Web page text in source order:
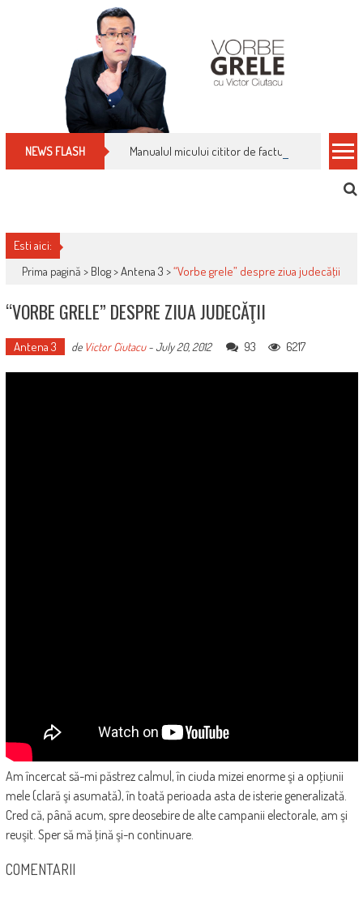
NEWS FLASH Manualul micului cititor de facturi: nu plăti
Esti aici:
Prima pagină > Blog>Antena 3 >“Vorbe grele” despre ziua judecăţii
“VORBE GRELE” DESPRE ZIUA JUDECĂŢII
Antena 3 de Victor Ciutacu-July 20, 2012 93 6217
Am încercat să-mi păstrez calmul, în ciuda mizei enorme şi a opţiunii
mele (clară şi asumată), în toată perioada asta de isterie generalizată.
Cred că, până acum, spre deosebire de alte campanii electorale, am şi
reuşit. Sper să mă ţină şi-n continuare.
COMENTARII